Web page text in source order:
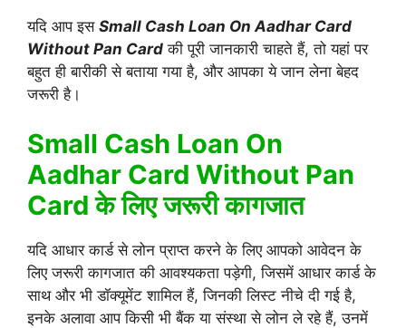
यदि आप इस Small Cash Loan On Aadhar Card
Without Pan Card की पूरी जानकारी चाहते हैं, तो यहां पर
बहुत ही बारीकी से बताया गया है, और आपका ये जान लेना बेहद
जरूरी है।
Small Cash Loan On
Aadhar Card Without Pan
Card के लिए जरूरी कागजात
यदि आधार कार्ड से लोन प्राप्त करने के लिए आपको आवेदन के
लिए जरूरी कागजात की आवश्यकता पड़ेगी, जिसमें आधार कार्ड के
साथ और भी डॉक्यूमेंट शामिल हैं, जिनकी लिस्ट नीचे दी गई है,
इनके अलावा आप किसी भी बैंक या संस्था से लोन ले रहे हैं, उनमें